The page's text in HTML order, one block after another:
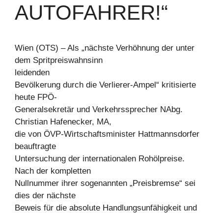
AUTOFAHRER!“
Wien (OTS) – Als „nächste Verhöhnung der unter
dem Spritpreiswahnsinn
leidenden
Bevölkerung durch die Verlierer-Ampel“ kritisierte
heute FPÖ-
Generalsekretär und Verkehrssprecher NAbg.
Christian Hafenecker, MA,
die von ÖVP-Wirtschaftsminister Hattmannsdorfer
beauftragte
Untersuchung der internationalen Rohölpreise.
Nach der kompletten
Nullnummer ihrer sogenannten „Preisbremse“ sei
dies der nächste
Beweis für die absolute Handlungsunfähigkeit und